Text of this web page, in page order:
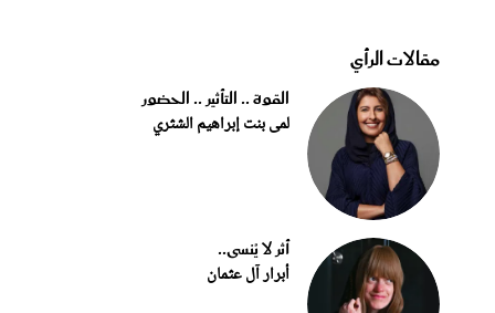
مقالات الرأي
القوة .. التأثير .. الحضور
لمى بنت إبراهيم الشثري
أثر لا يُنسى..
أبرار آل عثمان